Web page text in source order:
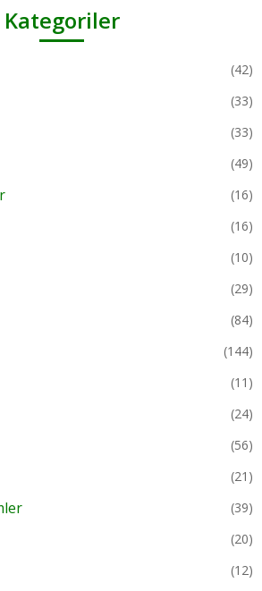
Kategoriler
(42)
(33)
(33)
(49)
(16)
(16)
(10)
(29)
(84)
(144)
(11)
(24)
(56)
(21)
(39)
(20)
(12)